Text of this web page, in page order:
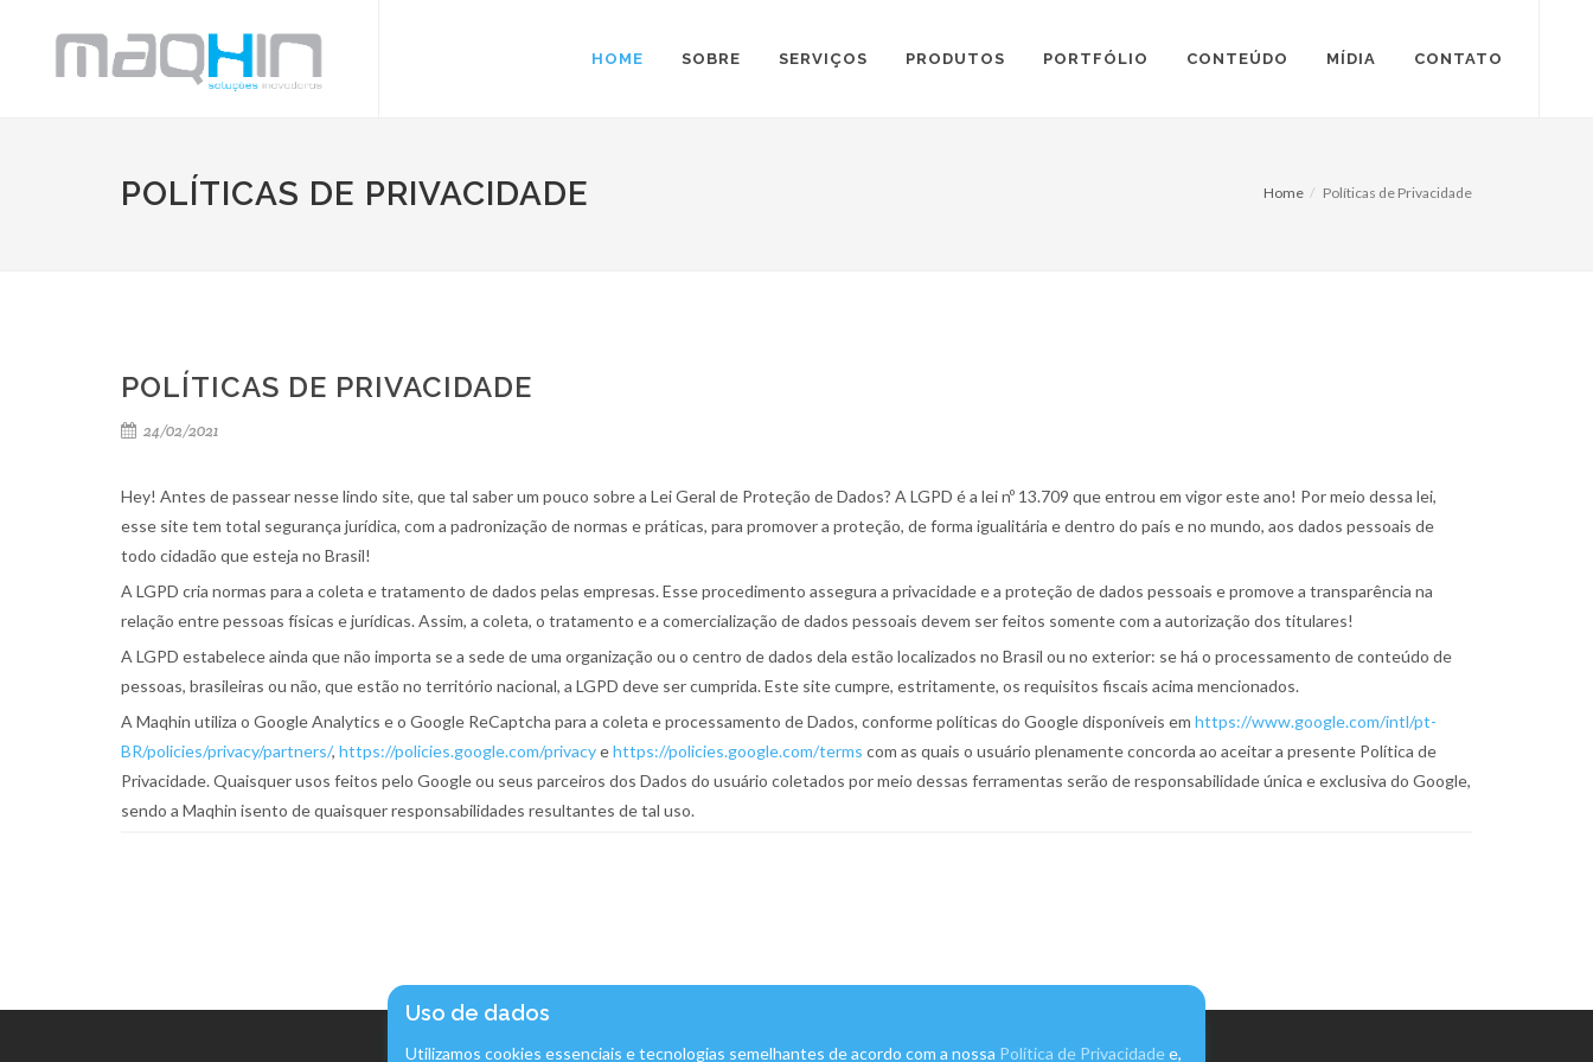
Uso de dados
Utilizamos cookies essenciais e tecnologias semelhantes de acordo com a nossa Política de Privacidadee,
HOME SOBRE SERVIÇOS PRODUTOS PORTFÓLIO CONTEÚDO MÍDIA CONTATO
POLÍTICAS DE PRIVACIDADE Home Políticas de Privacidade
POLÍTICAS DE PRIVACIDADE
24/02/2021
Hey! Antes de passear nesse lindo site, que tal saber um pouco sobre a Lei Geral de Proteção de Dados? A LGPD é a lei nº 13.709 que entrou em vigor este ano! Por meio dessa lei,
esse site tem total segurança jurídica, com a padronização de normas e práticas, para promover a proteção, de forma igualitária e dentro do país e no mundo, aos dados pessoais de
todo cidadão que esteja no Brasil!
A LGPD cria normas para a coleta e tratamento de dados pelas empresas. Esse procedimento assegura a privacidade e a proteção de dados pessoais e promove a transparência na
relação entre pessoas físicas e jurídicas. Assim, a coleta, o tratamento e a comercialização de dados pessoais devem ser feitos somente com a autorização dos titulares!
A LGPD estabelece ainda que não importa se a sede de uma organização ou o centro de dados dela estão localizados no Brasil ou no exterior: se há o processamento de conteúdo de
pessoas, brasileiras ou não, que estão no território nacional, a LGPD deve ser cumprida. Este site cumpre, estritamente, os requisitos fiscais acima mencionados.
A Maqhin utiliza o Google Analytics e o Google ReCaptcha para a coleta e processamento de Dados, conforme políticas do Google disponíveis em https://www.google.com/intl/pt-
BR/policies/privacy/partners/, https://policies.google.com/privacyehttps://policies.google.com/terms com as quais o usuário plenamente concorda ao aceitar a presente Política de
Privacidade. Quaisquer usos feitos pelo Google ou seus parceiros dos Dados do usuário coletados por meio dessas ferramentas serão de responsabilidade única e exclusiva do Google,
sendo a Maqhin isento de quaisquer responsabilidades resultantes de tal uso.